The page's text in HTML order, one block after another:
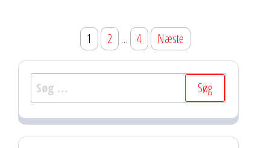
Indlægsinddeling
1 2 … 4 Næste
Søg
efter: